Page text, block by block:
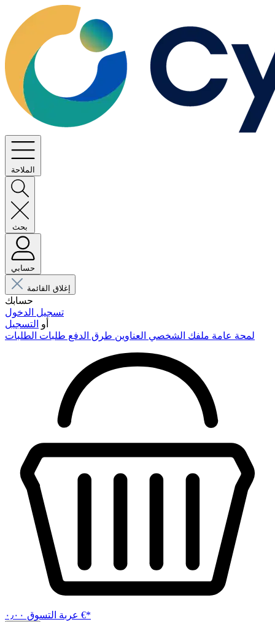
الملاحة
بحث
حسابي
إغلاق القائمة
حسابك
تسجيل الدخول
أو التسجيل
لمحة عامة ملفك الشخصي العناوين طرق الدفع طلبات الطلبات
عربة التسوق ‏٠٫٠٠ €*